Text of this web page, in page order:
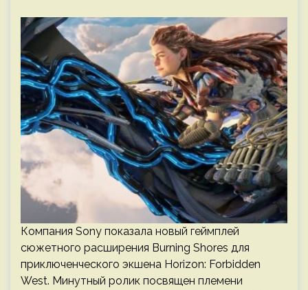
Компания Sony показала новый геймплей
сюжетного расширения Burning Shores для
приключенческого экшена Horizon: Forbidden
West. Минутный ролик посвящен племени